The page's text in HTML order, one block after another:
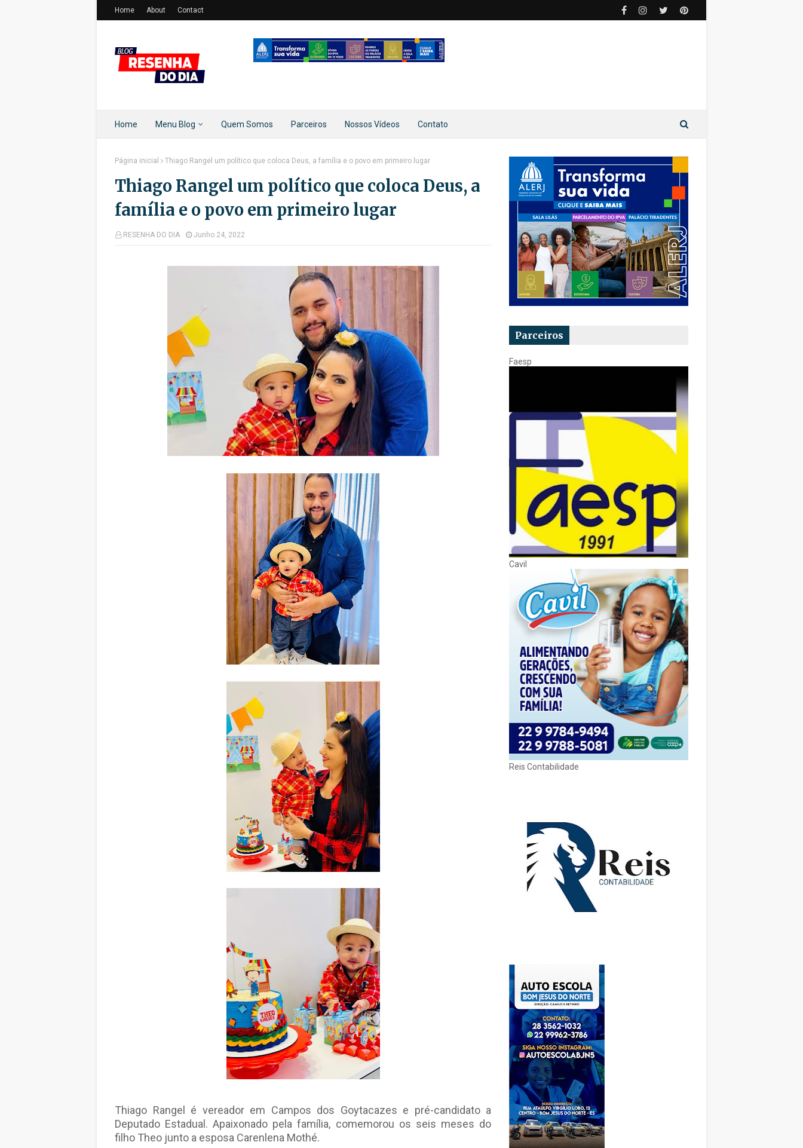
Home About Contact
Home Menu Blog Quem Somos Parceiros Nossos Vídeos Contato
Página inicial Thiago Rangel um político que coloca Deus, a família e o povo em primeiro lugar
Thiago Rangel um político que coloca Deus, a
família e o povo em primeiro lugar
RESENHA DO DIA Junho 24, 2022
Thiago Rangel é vereador em Campos dos Goytacazes e pré-candidato a
Deputado Estadual. Apaixonado pela família, comemorou os seis meses do
filho Theo junto a esposa Carenlena Mothé.
Parceiros
Faesp
Cavil
Reis Contabilidade